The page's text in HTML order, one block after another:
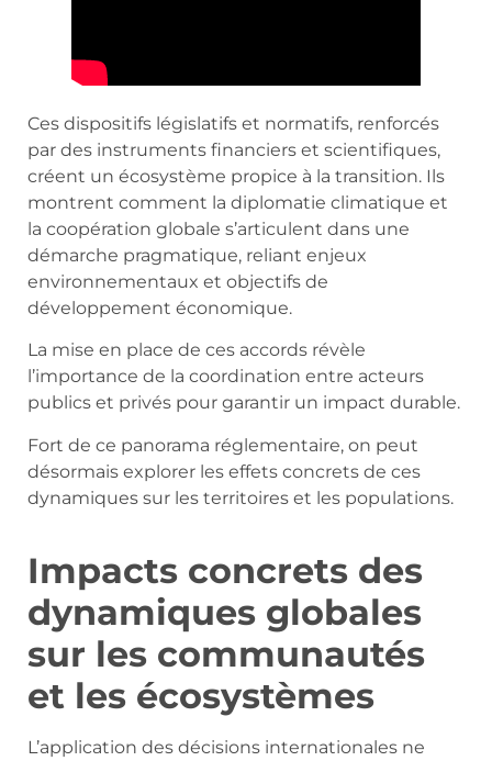
Ces dispositifs législatifs et normatifs, renforcés
par des instruments financiers et scientifiques,
créent un écosystème propice à la transition. Ils
montrent comment la diplomatie climatique et
la coopération globale s’articulent dans une
démarche pragmatique, reliant enjeux
environnementaux et objectifs de
développement économique.
La mise en place de ces accords révèle
l’importance de la coordination entre acteurs
publics et privés pour garantir un impact durable.
Fort de ce panorama réglementaire, on peut
désormais explorer les effets concrets de ces
dynamiques sur les territoires et les populations.
Impacts concrets des
dynamiques globales
sur les communautés
et les écosystèmes
L’application des décisions internationales ne